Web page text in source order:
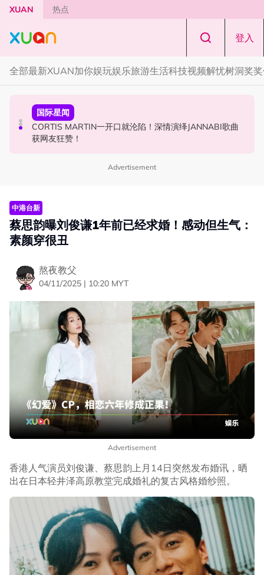
Skip to main content
XUAN 热点
登入
全部最新XUAN加你娱玩娱乐旅游生活科技视频解忧树洞奖
演唱会
范玮琪云顶演唱会5大看点！走下台与双胞胎儿子飞飞、翔
翔互动
国际星闻
CORTIS MARTIN一开口就沦陷！深情演绎JANNABI歌曲
获网友狂赞！
国际星闻
BLACKPINK十周年活动被批太仓促！Jisoo罕见哭泣 当众
落泪道歉！
Advertisement
中港台新
蔡思韵曝刘俊谦1年前已经求婚！感动但生气：
素颜穿很丑
熬夜教父
04/11/2025 | 10:20 MYT
Advertisement
香港人气演员刘俊谦、蔡思韵上月14日突然发布婚讯，晒
出在日本轻井泽高原教堂完成婚礼的复古风格婚纱照。